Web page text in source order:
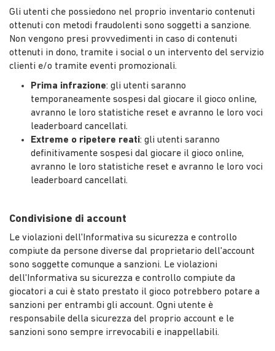
Gli utenti che possiedono nel proprio inventario contenuti
ottenuti con metodi fraudolenti sono soggetti a sanzione.
Non vengono presi provvedimenti in caso di contenuti
ottenuti in dono, tramite i social o un intervento del servizio
clienti e/o tramite eventi promozionali.
Prima infrazione: gli utenti saranno
temporaneamente sospesi dal giocare il gioco online,
avranno le loro statistiche reset e avranno le loro voci
leaderboard cancellati.
Extreme o ripetere reati: gli utenti saranno
definitivamente sospesi dal giocare il gioco online,
avranno le loro statistiche reset e avranno le loro voci
leaderboard cancellati.
Condivisione di account
Le violazioni dell'Informativa su sicurezza e controllo
compiute da persone diverse dal proprietario dell'account
sono soggette comunque a sanzioni. Le violazioni
dell'Informativa su sicurezza e controllo compiute da
giocatori a cui è stato prestato il gioco potrebbero potare a
sanzioni per entrambi gli account. Ogni utente è
responsabile della sicurezza del proprio account e le
sanzioni sono sempre irrevocabili e inappellabili.